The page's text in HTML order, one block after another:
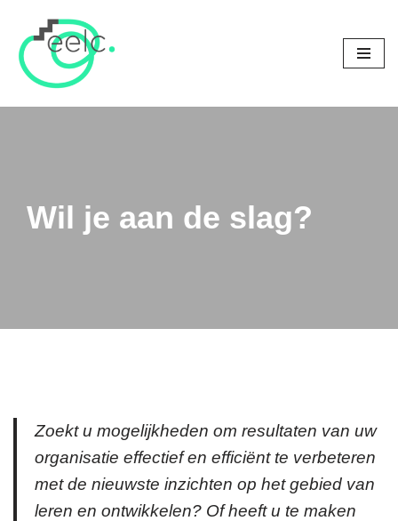
Ga
naar
inhoud
Wil je aan de slag?
Zoekt u mogelijkheden om resultaten van uw
organisatie effectief en efficiënt te verbeteren
met de nieuwste inzichten op het gebied van
leren en ontwikkelen? Of heeft u te maken